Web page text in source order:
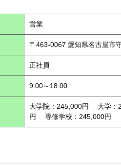
営業
〒463-0067 愛知県名古屋市
正社員
9:00～18:00
大学院：245,000円 大学
円 専修学校：245,000円